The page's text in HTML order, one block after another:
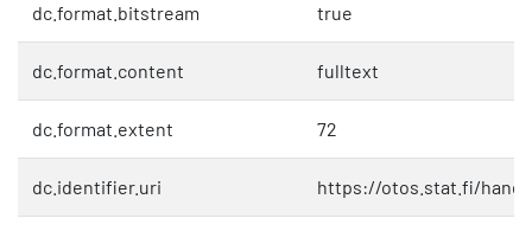
dc.format.bitstream true
dc.format.content fulltext
dc.format.extent 72
dc.identifier.uri https://otos.stat.fi/